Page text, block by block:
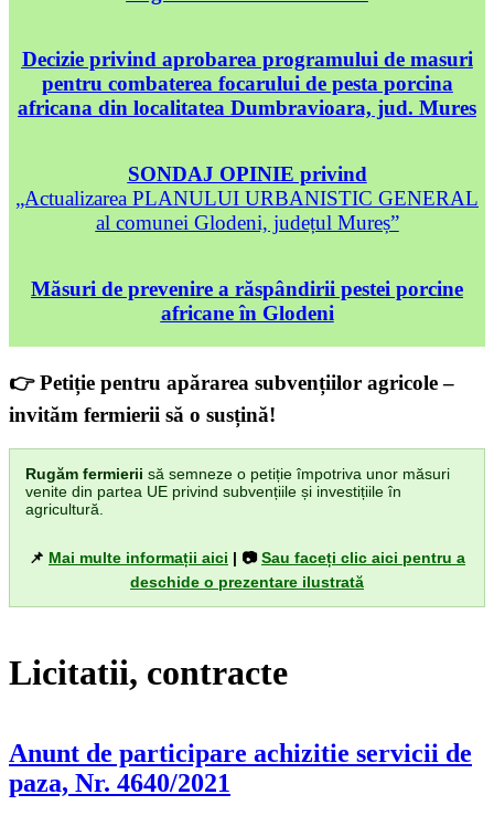
Decizie privind aprobarea programului de masuri
pentru combaterea focarului de pesta porcina
africana din localitatea Dumbravioara, jud. Mures
SONDAJ OPINIE privind
„Actualizarea PLANULUI URBANISTIC GENERAL
al comunei Glodeni, județul Mureș”
Măsuri de prevenire a răspândirii pestei porcine
africane în Glodeni
👉 Petiție pentru apărarea subvențiilor agricole –
invităm fermierii să o susțină!
Rugăm fermierii să semneze o petiție împotriva unor măsuri
venite din partea UE privind subvențiile și investițiile în
agricultură.
📌 Mai multe informații aici | 📷Sau faceți clic aici pentru a
deschide o prezentare ilustrată
Licitatii, contracte
Anunt de participare achizitie servicii de
paza, Nr. 4640/2021